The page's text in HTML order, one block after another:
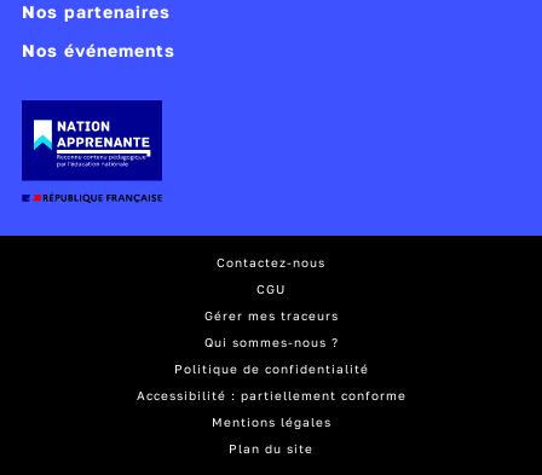
Nos partenaires
Nos événements
Contactez-nous
CGU
Gérer mes traceurs
Qui sommes-nous ?
Politique de confidentialité
Accessibilité : partiellement conforme
Mentions légales
Plan du site